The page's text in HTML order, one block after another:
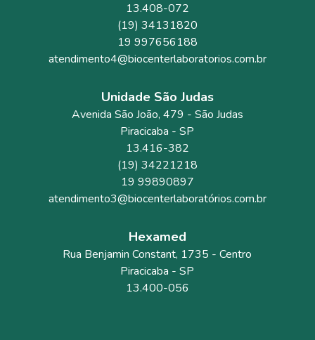
13.408-072
(19) 34131820
19 997656188
atendimento4@biocenterlaboratorios.com.br
Unidade São Judas
Avenida São João, 479 - São Judas
Piracicaba -SP
13.416-382
(19) 34221218
19 99890897
atendimento3@biocenterlaboratórios.com.br
Hexamed
Rua Benjamin Constant, 1735 - Centro
Piracicaba -SP
13.400-056